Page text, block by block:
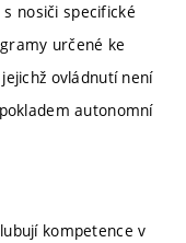
nosiči specifické
určené ke
ovládnutí není
autonomní
kompetence v